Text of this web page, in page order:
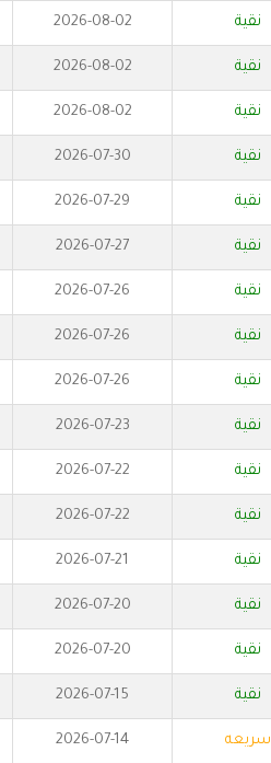
نقية 2026-08-02
نقية 2026-08-02
نقية 2026-08-02
نقية 2026-07-30
نقية 2026-07-29
نقية 2026-07-27
نقية 2026-07-26
نقية 2026-07-26
نقية 2026-07-26
نقية 2026-07-23
نقية 2026-07-22
نقية 2026-07-22
نقية 2026-07-21
نقية 2026-07-20
نقية 2026-07-20
نقية 2026-07-15
سريعه 2026-07-14